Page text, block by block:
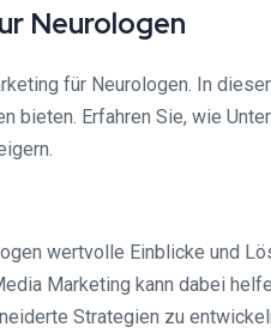
Neurologen
für Neurologen. In
Erfahren Sie, wie
wertvolle Einblicke und
Marketing kann dabei
Strategien zu